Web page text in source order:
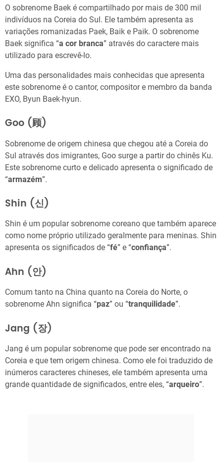
O sobrenome Baek é compartilhado por mais de 300 mil
indivíduos na Coreia do Sul. Ele também apresenta as
variações romanizadas Paek, Baik e Paik. O sobrenome
Baek significa “a cor branca” através do caractere mais
utilizado para escrevê-lo.
Uma das personalidades mais conhecidas que apresenta
este sobrenome é o cantor, compositor e membro da banda
EXO, Byun Baek-hyun.
Goo (顾)
Sobrenome de origem chinesa que chegou até a Coreia do
Sul através dos imigrantes, Goo surge a partir do chinês Ku.
Este sobrenome curto e delicado apresenta o significado de
“armazém”.
Shin (신)
Shin é um popular sobrenome coreano que também aparece
como nome próprio utilizado geralmente para meninas. Shin
apresenta os significados de “fé” e “confiança”.
Ahn (안)
Comum tanto na China quanto na Coreia do Norte, o
sobrenome Ahn significa “paz” ou “tranquilidade”.
Jang (장)
Jang é um popular sobrenome que pode ser encontrado na
Coreia e que tem origem chinesa. Como ele foi traduzido de
inúmeros caracteres chineses, ele também apresenta uma
grande quantidade de significados, entre eles, “arqueiro”.